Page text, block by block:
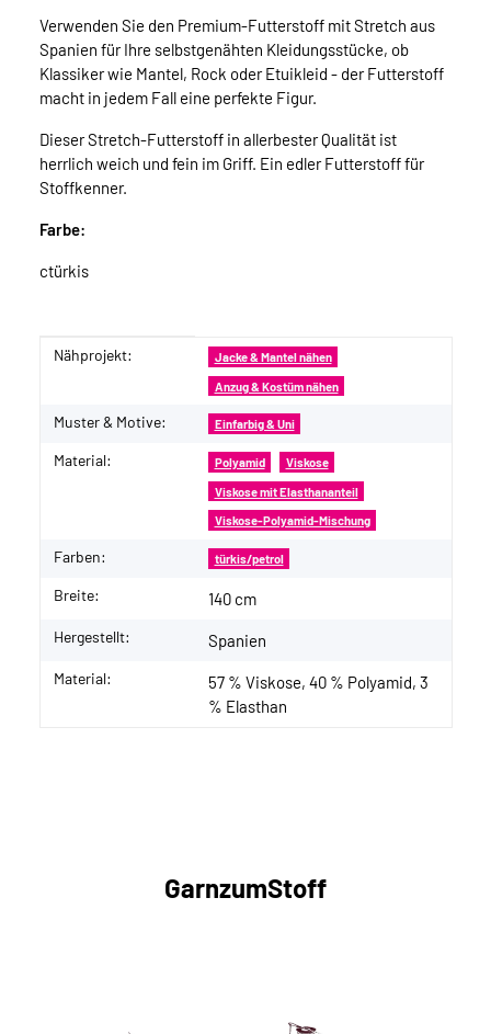
Verwenden Sie den Premium-Futterstoff mit Stretch aus
Spanien für Ihre selbstgenähten Kleidungsstücke, ob
Klassiker wie Mantel, Rock oder Etuikleid - der Futterstoff
macht in jedem Fall eine perfekte Figur.
Dieser Stretch-Futterstoff in allerbester Qualität ist
herrlich weich und fein im Griff. Ein edler Futterstoff für
Stoffkenner.
Farbe:
ctürkis
Produkteigenschaft
Wert
Nähprojekt: Jacke & Mantel nähen
Anzug & Kostüm nähen
Muster & Motive: Einfarbig & Uni
Material: Polyamid Viskose
Viskose mit Elasthananteil
Viskose-Polyamid-Mischung
Farben: türkis/petrol
Breite: 140 cm
Hergestellt: Spanien
Material:
57 % Viskose, 40 % Polyamid, 3
% Elasthan
GarnzumStoff